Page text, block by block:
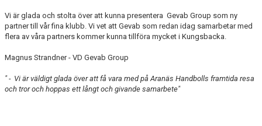
Vi är glada och stolta över att kunna presentera Gevab Group som ny
partner till vår fina klubb. Vi vet att Gevab som redan idag samarbetar med
flera av våra partners kommer kunna tillföra mycket i Kungsbacka.
Magnus Strandner - VD Gevab Group
" - Vi är väldigt glada över att få vara med på Aranäs Handbolls framtida resa
och tror och hoppas ett långt och givande samarbete"